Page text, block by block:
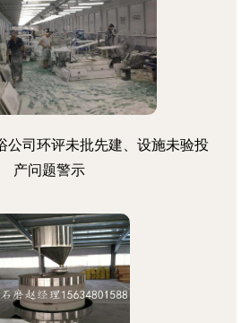
公司环评未批先建、设施未验投
产问题警示